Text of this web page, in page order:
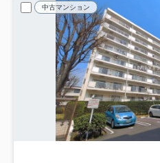
中古マンション